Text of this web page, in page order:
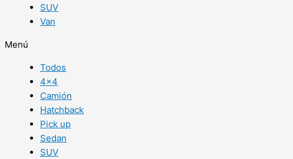
SUV
Van
Menú
Todos
4×4
Camión
Hatchback
Pick up
Sedan
SUV